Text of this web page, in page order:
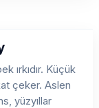
ırkıdır. Küçük
çeker. Aslen
yüzyıllar